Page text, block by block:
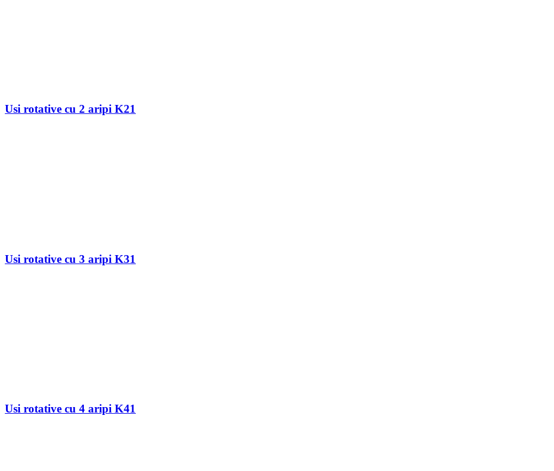
Usi rotative cu 2 aripi K21
Usi rotative cu 3 aripi K31
Usi rotative cu 4 aripi K41